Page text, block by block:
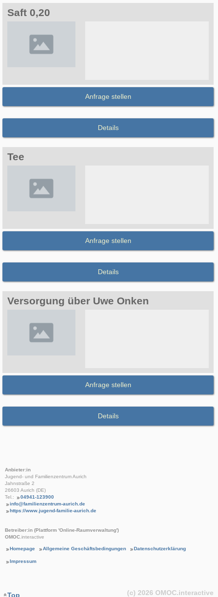
Saft 0,20
Anfrage stellen
Details
Tee
Anfrage stellen
Details
Versorgung über Uwe Onken
Anfrage stellen
Details
Anbieter:in
Jugend- und Familienzentrum Aurich
Jahnstraße 2
26603 Aurich (DE)
Tel.:
04941-123900
info@familienzentrum-aurich.de
https://www.jugend-familie-aurich.de
Betreiber:in (Plattform 'Online-Raumverwaltung')
OMOC.interactive
Homepage Allgemeine Geschäftsbedingungen Datenschutzerklärung
Impressum
Top (c) 2026 OMOC.interactive